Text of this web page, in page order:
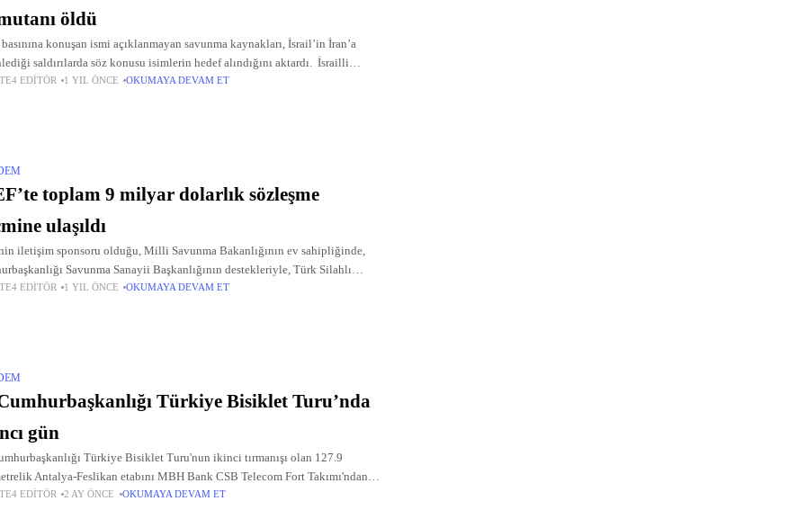
öldü
konuşan ismi açıklanmayan savunma kaynakları, İsrail’in İran’a
saldırılarda söz konusu isimlerin hedef alındığını aktardı. İsrailli
Genelkurmay Başkanı Bakıri, Devrim Muhafızları Komutanı Selami ve
EDITÖR 1 YIL ÖNCE OKUMAYA DEVAM ET
toplam 9 milyar dolarlık sözleşme
ulaşıldı
iletişim sponsoru olduğu, Milli Savunma Bakanlığının ev sahipliğinde,
Savunma Sanayii Başkanlığının destekleriyle, Türk Silahlı
Güçlendirme Vakfı (TSKGV) yönetim ve sorumluluğunda, KFA
EDITÖR 1 YIL ÖNCE OKUMAYA DEVAM ET
Türkiye Bisiklet Turu’nda
gün
Türkiye Bisiklet Turu'nun ikinci tırmanışı olan 127.9
Antalya-Feslikan etabını MBH Bank CSB Telecom Fort Takımı'ndan
Bagatin 3 saat 23 dakika 12 saniye ile kazandı.
EDITÖR 2 AY ÖNCE OKUMAYA DEVAM ET